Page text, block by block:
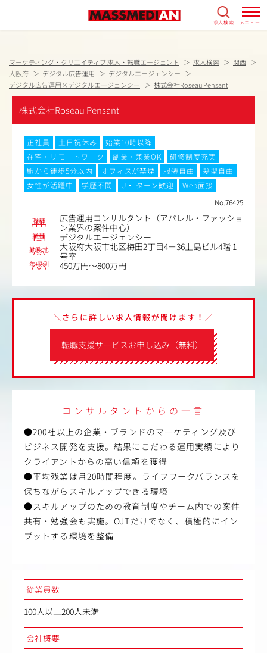
求人検索 メニュー
マーケティング・クリエイティブ 求人・転職エージェント 求人検索
関西
大阪府
デジタル広告運用
デジタルエージェンシー
デジタル広告運用×デジタルエージェンシー
株式会社Roseau Pensant
株式会社Roseau Pensant
正社員 土日祝休み
始業10時以降
在宅・リモートワーク
副業・兼業OK
研修制度充実
駅から徒歩5分以内
オフィスが禁煙 服装自由
髪型自由
女性が活躍中
学歴不問 U・Iターン歓迎
Web面接
No.76425
職種
広告運用コンサルタント（アパレル・ファッショ
ン業界の案件中心）
業種 デジタルエージェンシー
勤務地
大阪府大阪市北区梅田2丁目4－36上島ビル4階 1
号室
年収例 450万円～800万円
転職支援サービスお申し込み（無料）
＼さらに詳しい求人情報が聞けます！／
コンサルタントからの一言
●200社以上の企業・ブランドのマーケティング及び
ビジネス開発を支援。結果にこだわる運用実績により
クライアントからの高い信頼を獲得
●平均残業は月20時間程度。ライフワークバランスを
保ちながらスキルアップできる環境
●スキルアップのための教育制度やチーム内での案件
共有・勉強会も実施。OJTだけでなく、積極的にイン
プットする環境を整備
従業員数
100人以上200人未満
会社概要